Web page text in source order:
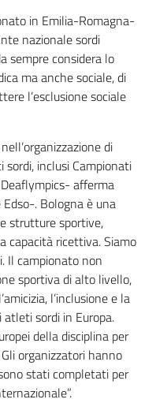
in Emilia-Romagna-
nazionale sordi
sempre considera lo
ma anche sociale, di
l’esclusione sociale
di
inclusi Campionati
afferma
Edso-. Bologna è una
strutture sportive,
capacità ricettiva. Siamo
Il campionato non
sportiva di alto livello,
l’inclusione e la
sordi in Europa.
della disciplina per
organizzatori hanno
stati completati per